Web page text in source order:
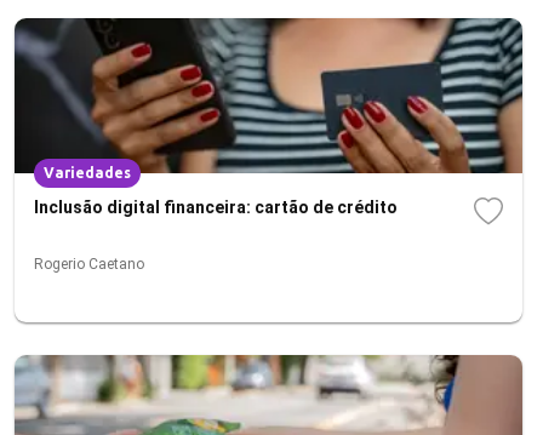
Variedades
Inclusão digital financeira: cartão de crédito
Rogerio Caetano